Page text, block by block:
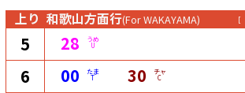
上り 和歌山方面行(For WAKAYAMA) [
5 28 うめ
U
6 00 たま
T 30 チャ
C